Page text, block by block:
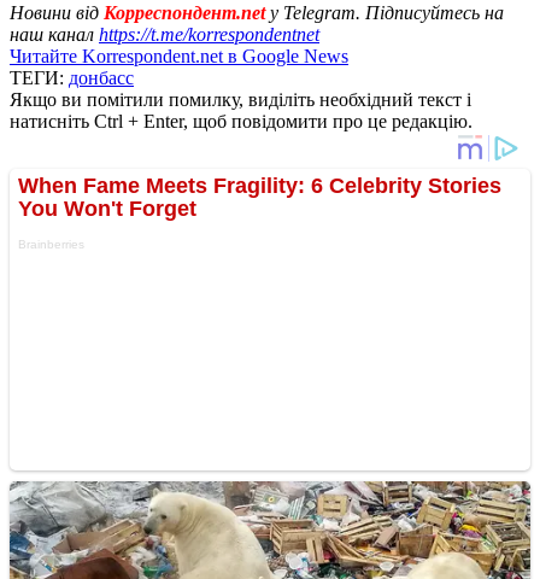
Новини від Корреспондент.netу Telegram. Підписуйтесь на
наш канал https://t.me/korrespondentnet
Читайте Korrespondent.net в Google News
ТЕГИ: донбасс
Якщо ви помітили помилку, виділіть необхідний текст і
натисніть Ctrl + Enter, щоб повідомити про це редакцію.